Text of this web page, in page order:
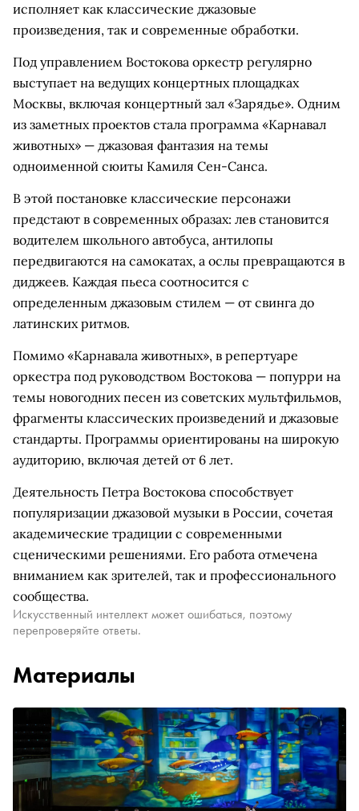
исполняет как классические джазовые
произведения, так и современные обработки.
Под управлением Востокова оркестр регулярно
выступает на ведущих концертных площадках
Москвы, включая концертный зал «Зарядье». Одним
из заметных проектов стала программа «Карнавал
животных» — джазовая фантазия на темы
одноименной сюиты Камиля Сен-Санса.
В этой постановке классические персонажи
предстают в современных образах: лев становится
водителем школьного автобуса, антилопы
передвигаются на самокатах, а ослы превращаются в
диджеев. Каждая пьеса соотносится с
определенным джазовым стилем — от свинга до
латинских ритмов.
Помимо «Карнавала животных», в репертуаре
оркестра под руководством Востокова — попурри на
темы новогодних песен из советских мультфильмов,
фрагменты классических произведений и джазовые
стандарты. Программы ориентированы на широкую
аудиторию, включая детей от 6 лет.
Деятельность Петра Востокова способствует
популяризации джазовой музыки в России, сочетая
академические традиции с современными
сценическими решениями. Его работа отмечена
вниманием как зрителей, так и профессионального
сообщества.
Искусственный интеллект может ошибаться, поэтому
перепроверяйте ответы.
Материалы